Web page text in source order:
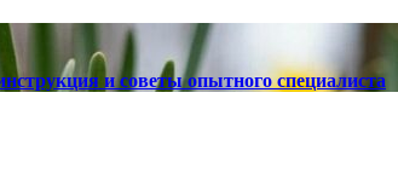
и советы опытного специалиста